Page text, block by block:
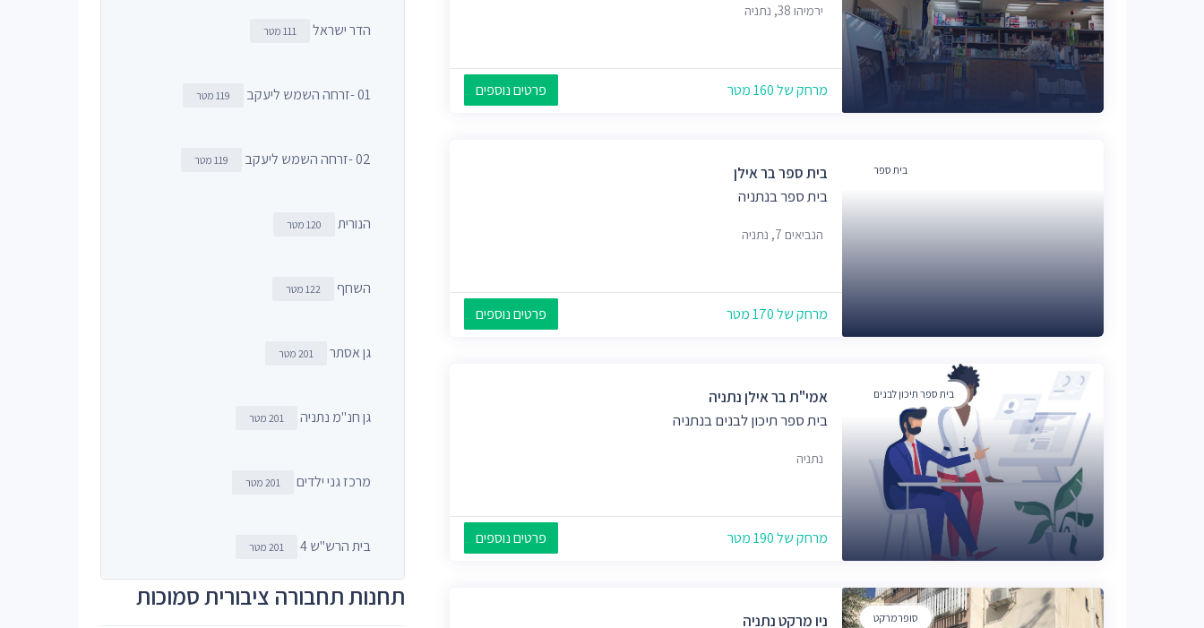
ירמיהו 38, נתניה
מרחק של 160 מטר פרטים נוספים
בית ספר
בית ספר בר אילן
בית ספר בנתניה
הנביאים 7, נתניה
מרחק של 170 מטר פרטים נוספים
בית ספר תיכון לבנים
אמי"ת בר אילן נתניה
בית ספר תיכון לבנים בנתניה
נתניה
מרחק של 190 מטר פרטים נוספים
סופרמרקט ניו מרקט נתניה
הדר ישראל 111 מטר
01 -זרחה השמש ליעקב 119 מטר
02 -זרחה השמש ליעקב 119 מטר
הנורית 120 מטר
השחף 122 מטר
גן אסתר 201 מטר
גן חנ"מ נתניה 201 מטר
מרכז גני ילדים 201 מטר
בית הרש"ש 4 201 מטר
תחנות תחבורה ציבורית סמוכות